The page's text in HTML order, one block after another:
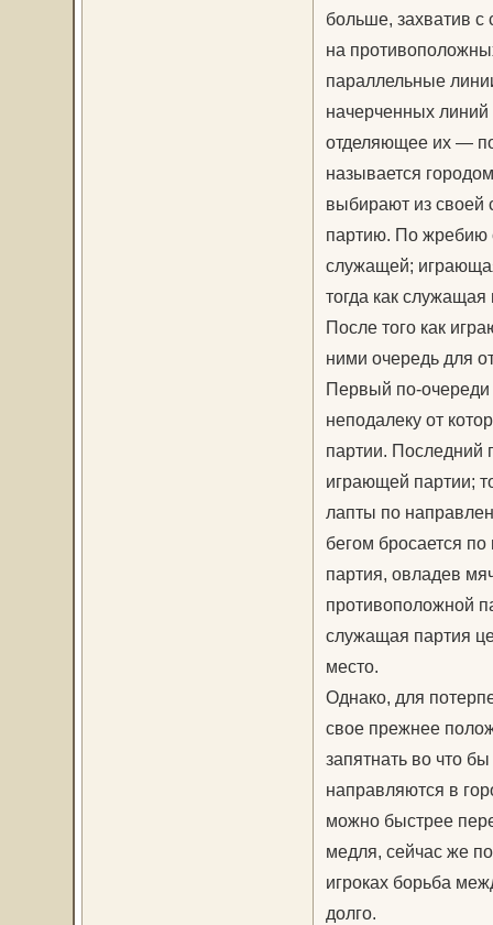
больше, захватив
на
параллельные
начерченных линий
отделяющее их —
называется
выбирают из своей
партию. По жребию
служащей;
тогда как
После того как
ними очередь для
Первый по-очереди
неподалеку от
партии. Последний
играющей партии;
лапты по
бегом бросается
партия, овладев
противоположной
служащая партия
место.
Однако, для
свое прежнее
запятнать во что
направляются в
можно быстрее
медля, сейчас же
игроках борьба
долго.